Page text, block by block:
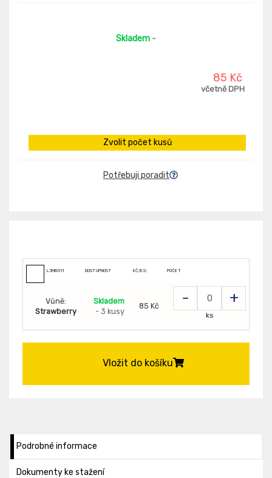
Skladem -
85 Kč
včetně DPH
Zvolit počet kusů
Potřebuji poradit
LJMB011 DOSTUPNOST KČ/KS: POČET
Vůně:
Strawberry
Skladem
- 3 kusy
85 Kč - +
ks
Vložit do košíku
Podrobné informace
Dokumenty ke stažení